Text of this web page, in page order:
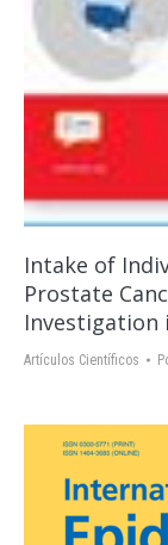
Intake of
Prostate
Investigation
Artículos Científicos